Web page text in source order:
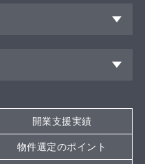
開業支援実績
物件選定のポイント